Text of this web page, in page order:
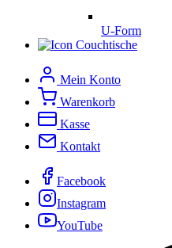
U-Form
Couchtische
Mein Konto
Warenkorb
Kasse
Kontakt
Facebook
Instagram
YouTube